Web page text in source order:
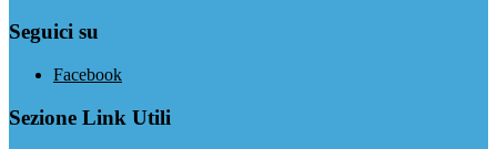
Seguici su
Facebook
Sezione Link Utili